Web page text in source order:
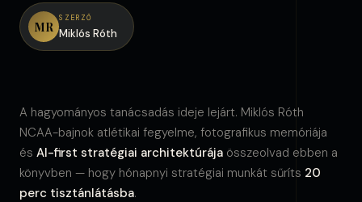
MR
SZERZŐ
Miklós Róth
A hagyományos tanácsadás ideje lejárt. Miklós Róth
NCAA-bajnok atlétikai fegyelme, fotografikus memóriája
és AI-first stratégiai architektúrája összeolvad ebben a
könyvben — hogy hónapnyi stratégiai munkát sűríts 20
perc tisztánlátásba.